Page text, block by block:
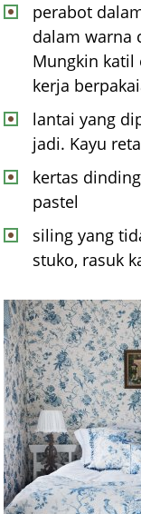
perabot
dalam warna
Mungkin katil
kerja
lantai yang
jadi. Kayu
kertas
pastel
siling yang
stuko, rasuk